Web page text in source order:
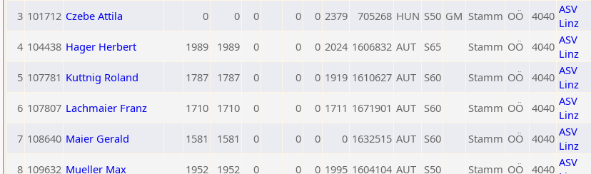
3 101712 Czebe Attila 0 0 0 0 0 2379 705268 HUN S50 GM Stamm OÖ 4040 ASV
Linz
4 104438 Hager Herbert 1989 1989 0 0 0 2024 1606832 AUT S65 Stamm OÖ 4040 ASV
Linz
5 107781 Kuttnig Roland 1787 1787 0 0 0 1919 1610627 AUT S60 Stamm OÖ 4040 ASV
Linz
6 107807 Lachmaier Franz 1710 1710 0 0 0 1711 1671901 AUT S60 Stamm OÖ 4040 ASV
Linz
7 108640 Maier Gerald 1581 1581 0 0 0 0 1632515 AUT S60 Stamm OÖ 4040 ASV
Linz
8 109632 Mueller Max 1952 1952 0 0 0 1995 1604104 AUT S50 Stamm OÖ 4040 ASV